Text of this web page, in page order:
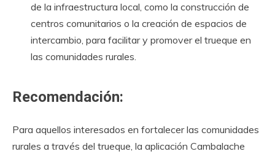
de la infraestructura local, como la construcción de
centros comunitarios o la creación de espacios de
intercambio, para facilitar y promover el trueque en
las comunidades rurales.
Recomendación:
Para aquellos interesados en fortalecer las comunidades
rurales a través del trueque, la aplicación Cambalache